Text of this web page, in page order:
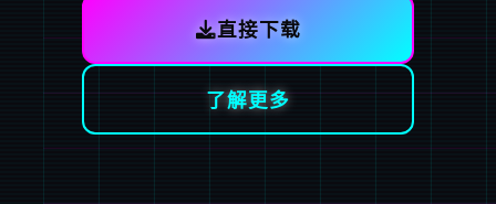
直接下载
了解更多